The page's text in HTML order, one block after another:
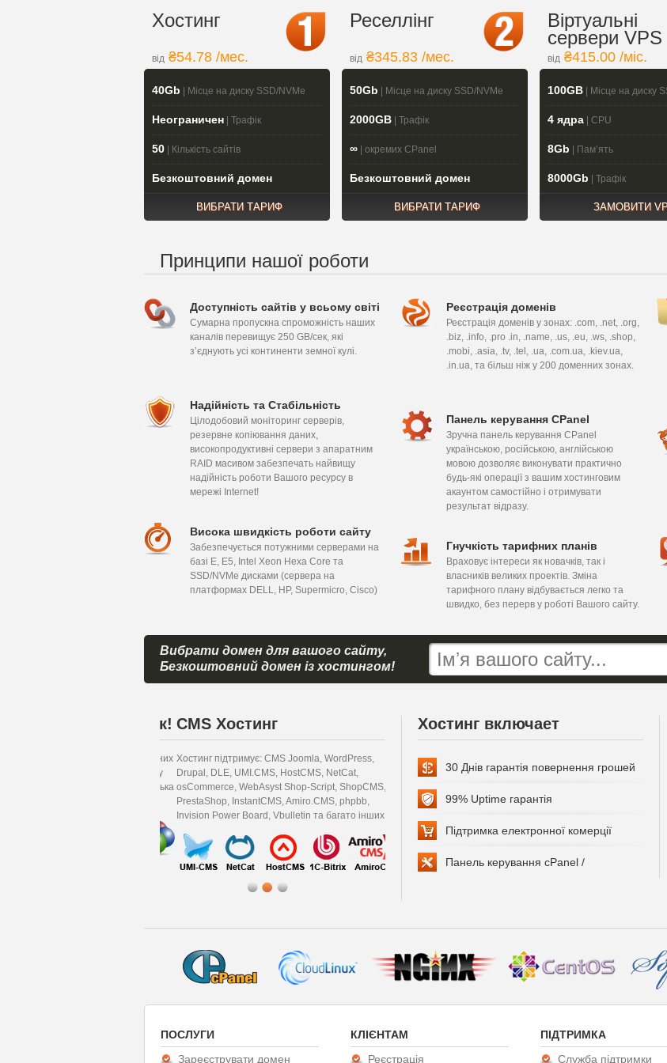
Хостинг
від ₴54.78 /мес.
40Gb | Місце на диску SSD/NVMe
Неограничен | Трафік
50 | Кількість сайтів
Безкоштовний домен
ВИБРАТИ ТАРИФ
Реселлінг
від ₴345.83 /мес.
50Gb | Місце на диску SSD/NVMe
2000GB | Трафік
∞ | окремих CPanel
Безкоштовний домен
ВИБРАТИ ТАРИФ
Віртуальні
сервери VPS
від ₴415.00 /міс.
100GB | Місце на диску
4 ядра | CPU
8Gb | Памʼять
8000Gb | Трафік
ЗАМОВИТИ
Принципи нашої роботи
Доступність сайтів у всьому світі
Сумарна пропускна спроможність наших
каналів перевищує 250 GB/сек, які
зʼєднують усі континенти земної кулі.
Надійність та Стабільність
Цілодобовий моніторинг серверів,
резервне копіювання даних,
високопродуктивні сервери з апаратним
RAID масивом забезпечать найвищу
надійність роботи Вашого ресурсу в
мережі Internet!
Висока швидкість роботи сайту
Забезпечується потужними серверами на
базі E, E5, Intel Xeon Hexa Сore та
SSD/NVMe дисками (сервера на
платформах DELL, HP, Supermicro, Cisco)
Реєстрація доменів
Реєстрація доменів у зонах: .com, .net, .org,
.biz, .info, .pro .in, .name, .us, .eu, .ws, .shop,
.mobi, .asia, .tv, .tel, .ua, .com.ua, .kiev.ua,
.in.ua, та більш ніж у 200 доменних зонах.
Панель керування CPanel
Зручна панель керування CPanel
українською, російською, англійською
мовою дозволяє виконувати практично
будь-які операції з вашим хостинговим
акаунтом самостійно і отримувати
результат відразу.
Гнучкість тарифних планів
Враховує інтереси як новачків, так і
власників великих проектів. Зміна
тарифного плану відбувається легко та
швидко, без перерв у роботі Вашого сайту.
Вибрати домен для вашого сайту,
Безкоштовний домен із хостингом!
CMS Хостинг
Хостинг підтримує: CMS Joomla, WordPress,
Drupal, DLE, UMI.CMS, HostCMS, NetCat,
osCommerce, WebAsyst Shop-Script, ShopCMS,
PrestaShop, InstantCMS, Amiro.CMS, phpbb,
Invision Power Board, Vbulletin та багато інших...
Сайт швидше та безпечніше
CloudFlare захищає, блокує загрози та прискорює
завантаження веб-сайту в Інтернеті,
автоматично оптимізуючи код Вашого сайту та
відвідувачі отримують швидке відкриття сайту.
Хостинг включает
30 Днів гарантія повернення грошей
99% Uptime гарантія
Підтримка електронної комерції
Панель керування cPanel /
ПОСЛУГИ
Зареєструвати домен
КЛІЄНТАМ
Реєстрація
ПІДТРИМКА
Служба підтримки